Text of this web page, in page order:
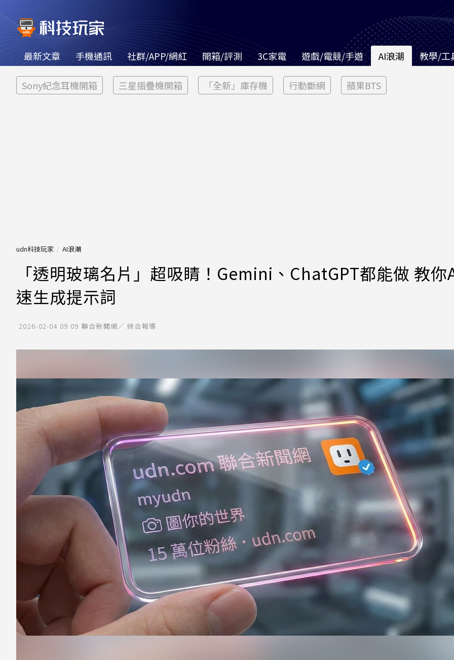
最新文章 手機通訊 社群/APP/網紅 開箱/評測 3C家電 遊戲/電競/手遊 AI浪潮 教學/工
Sony紀念耳機開箱 三星摺疊機開箱 「全新」庫存機 行動斷網 蘋果BTS
udn科技玩家 AI浪潮
「透明玻璃名片」超吸睛！Gemini、ChatGPT都能做 教你
速生成提示詞
2026-02-04 09:09 聯合新聞網／ 綜合報導